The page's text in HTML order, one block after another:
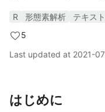
R 形態素解析 テキス
5
Last updated at 2021-
はじめに